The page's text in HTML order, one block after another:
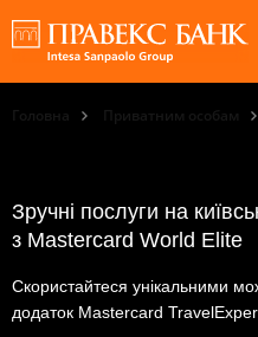
Зручні послуги на
з Mastercard World Elite
Скористайтеся унікальними
додаток Mastercard